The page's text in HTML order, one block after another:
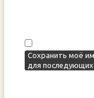
Сохранить моё
для